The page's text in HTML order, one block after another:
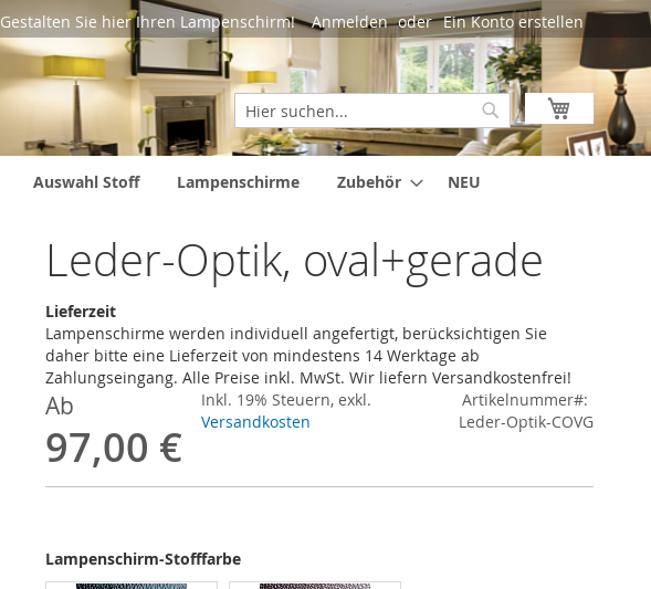
Gestalten Sie hier Ihren Lampenschirm! Anmelden Ein Konto erstellen
Mein
Suche
Suche
Auswahl Stoff Lampenschirme Zubehör NEU
Leder-Optik, oval+gerade
Lieferzeit
Lampenschirme werden individuell angefertigt, berücksichtigen Sie
daher bitte eine Lieferzeit von mindestens 14 Werktage ab
Zahlungseingang. Alle Preise inkl. MwSt. Wir liefern Versandkostenfrei!
Ab
97,00 €
Inkl. 19% Steuern,exkl.
Versandkosten
Artikelnummer
Leder-Optik-COVG
Lampenschirm-Stofffarbe